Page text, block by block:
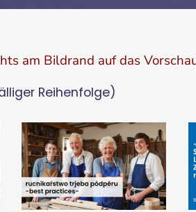
am Bildrand auf das
Reihenfolge)